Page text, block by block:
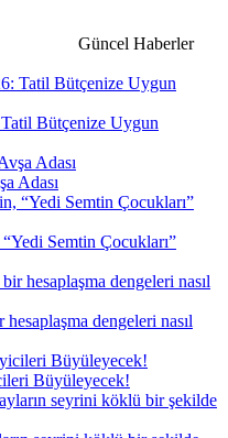
Güncel Haberler
Tatil Bütçenize Uygun
Adası
Semtin Çocukları”
dengeleri nasıl
Büyüleyecek!